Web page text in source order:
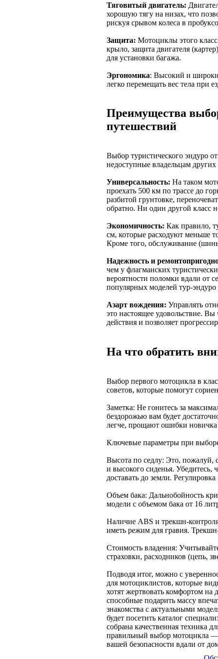
Тяговитый двигатель:
хорошую тягу на низах, что
рискуя срывом колеса в
Защита: Мотоциклы этого
крыло, защита двигателя
для установки багажа.
Эргономика: Высокий и
легко перемещать вес тела при
Преимущества
путешествий
Выбор туристического эндуро
недоступные владельцам
Универсальность: На таком
проехать 500 км по трассе до
разбитой грунтовке,
обратно. Ни один другой класс
Экономичность: Как правило,
см, которые расходуют меньше
Кроме того, обслуживание
Надежность и
чем у флагманских
вероятности поломки вдали от
популярных моделей тур-эндуро
Азарт вождения: Управлять
это настоящее удовольствие.
действия и позволяет
На что обратить
Выбор первого мотоцикла в
советов, которые помогут
Заметка: Не гонитесь за
бездорожью вам будет
легче, прощают ошибки
Ключевые параметры при
Высота по седлу: Это, пожалуй,
и высокого сиденья.
доставать до земли.
Объем бака: Дальнобойность
модели с объемом бака от 16
Наличие ABS и трекшн-
иметь режим для гравия.
Стоимость владения:
страховки, расходников (цепь,
Подводя итог, можно с
для мотоциклистов, которые
хотят жертвовать комфортом на
способные подарить массу
знакомства с актуальными
будет посетить каталог
собрана качественная техника
правильный выбор мотоцикла —
вашей безопасности вдали от